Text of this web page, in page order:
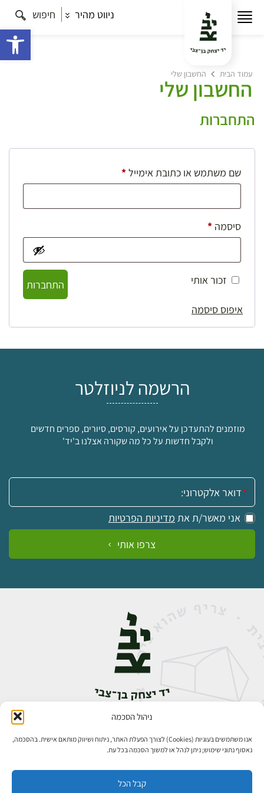
ניהול הסכמה
אנו משתמשים בעוגיות (Cookies) לצורך הפעלת האתר, ניתוח ושיווק מותאם אישית. בהסכמה,
נאסוף נתוני שימוש; ניתן לנהל או למשוך הסכמה בכל עת.
קבל הכל
ניווט מהיר חיפוש
עמוד הבית החשבון שלי
החשבון שלי
התחברות
שם משתמש או כתובת אימייל*חובה
סיסמה *חובה
זכור אותי
התחברות
איפוס סיסמה
הרשמה לניוזלטר
מוזמנים להתעדכן על אירועים, קורסים, סיורים, ספרים חדשים
ולקבל חדשות על כל מה שקורה אצלנו ב'יד'
אימייל:
אני מאשר/ת את מדיניות הפרטיות
צרפו אותי
אבן גבירול 14, רחביה, ירושלים